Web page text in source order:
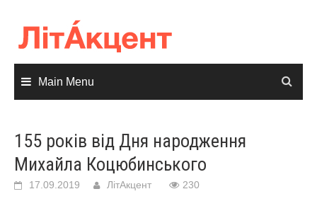
content
Main Menu
155 років від Дня народження
Михайла Коцюбинського
17.09.2019 ЛітАкцент 230